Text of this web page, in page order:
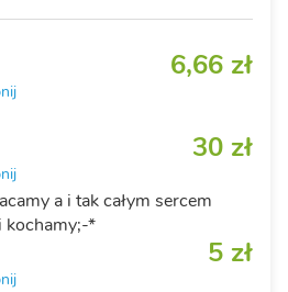
6,66 zł
30 zł
a i tak całym sercem
kochamy;-*
5 zł